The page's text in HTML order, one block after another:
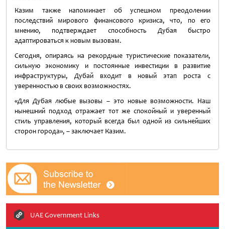
Казим также напоминает об успешном преодолении
последствий мирового финансового кризиса, что, по его
мнению, подтверждает способность Дубая быстро
адаптироваться к новым вызовам.
Сегодня, опираясь на рекордные туристические показатели,
сильную экономику и постоянные инвестиции в развитие
инфраструктуры, Дубай входит в новый этап роста с
уверенностью в своих возможностях.
«Для Дубая любые вызовы – это новые возможности. Наш
нынешний подход отражает тот же спокойный и уверенный
стиль управления, который всегда был одной из сильнейших
сторон города», – заключает Казим.
UAE Government Links